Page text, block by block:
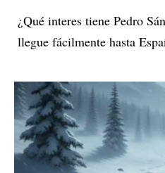
¿Qué interes tiene Pedro
llegue fácilmente hasta